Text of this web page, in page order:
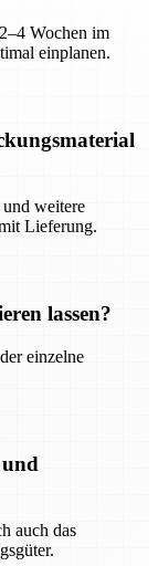
Wochen im
einplanen.
weitere
Lieferung.
lassen?
einzelne
auch das